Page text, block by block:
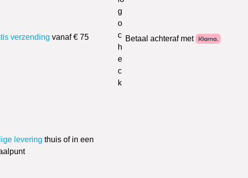
verzending vanaf € 75 Betaal achteraf met
levering thuis of in een